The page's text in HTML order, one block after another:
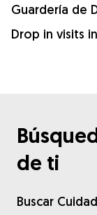
Guardería de
Drop in visits
de ti
Buscar